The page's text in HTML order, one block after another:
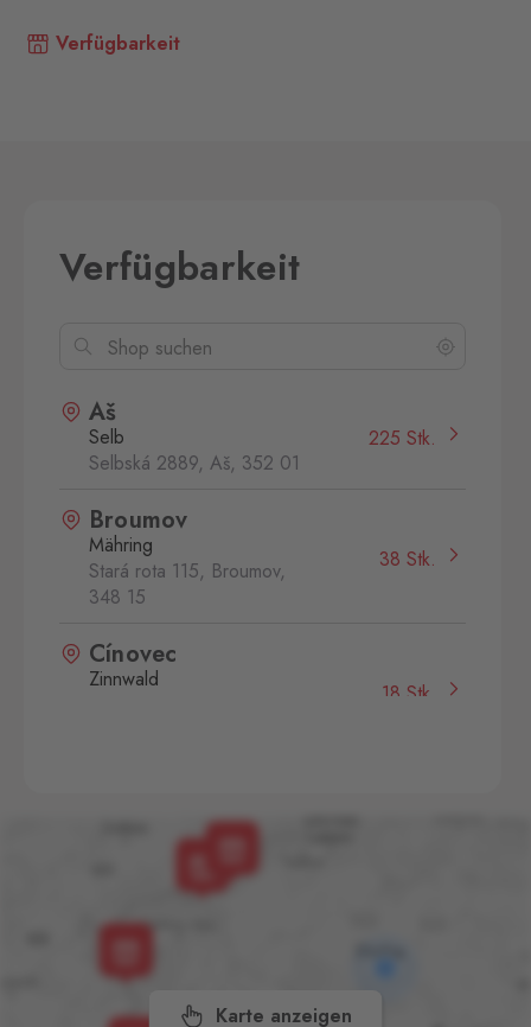
Verfügbarkeit
Karte anzeigen
Verfügbarkeit
Aš
Selb
Selbská 2889, Aš, 352 01
225 Stk.
Broumov
Mähring
Stará rota 115, Broumov,
348 15
38 Stk.
Cínovec
Zinnwald
18 Stk.
České Velenice 670, České
Dolní Dvořiště
Dolní Dvořiště 219, Dolní
382 72